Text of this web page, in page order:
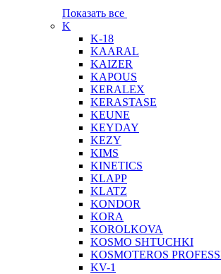
Показать все
K
K-18
KAARAL
KAIZER
KAPOUS
KERALEX
KERASTASE
KEUNE
KEYDAY
KEZY
KIMS
KINETICS
KLAPP
KLATZ
KONDOR
KORA
KOROLKOVA
KOSMO SHTUCHKI
KOSMOTEROS
KV-1